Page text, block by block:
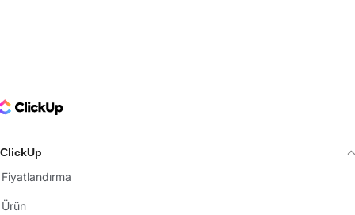
Logo
ClickUp
Fiyatlandırma
Ürün